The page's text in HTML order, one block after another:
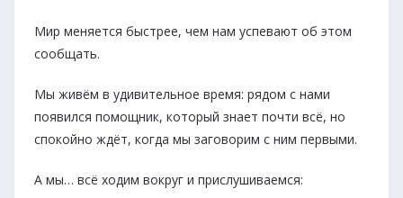
Мир меняется быстрее, чем нам успевают об этом
сообщать.
Мы живём в удивительное время: рядом с нами
появился помощник, который знает почти всё, но
спокойно ждёт, когда мы заговорим с ним первыми.
А мы… всё ходим вокруг и прислушиваемся: